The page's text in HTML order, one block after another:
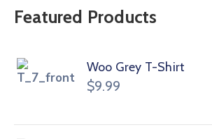
Featured Products
Woo Grey T-Shirt
$9.99